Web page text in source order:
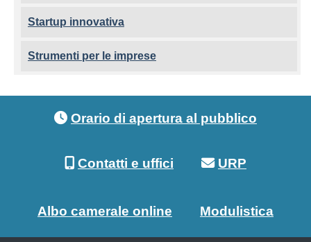
Startup innovativa
Strumenti per le imprese
Orario di apertura al pubblico
Contatti e uffici URP
Albo camerale online Modulistica